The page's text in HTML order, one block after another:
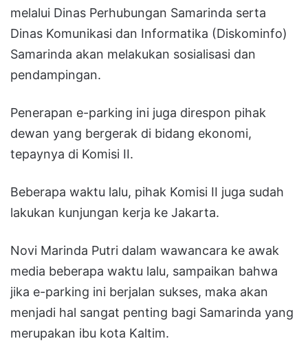
melalui Dinas Perhubungan Samarinda serta
Dinas Komunikasi dan Informatika (Diskominfo)
Samarinda akan melakukan sosialisasi dan
pendampingan.
Penerapan e-parking ini juga direspon pihak
dewan yang bergerak di bidang ekonomi,
tepaynya di Komisi II.
Beberapa waktu lalu, pihak Komisi II juga sudah
lakukan kunjungan kerja ke Jakarta.
Novi Marinda Putri dalam wawancara ke awak
media beberapa waktu lalu, sampaikan bahwa
jika e-parking ini berjalan sukses, maka akan
menjadi hal sangat penting bagi Samarinda yang
merupakan ibu kota Kaltim.